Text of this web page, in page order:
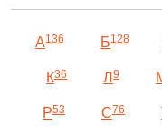
А136 Б128
К36 Л 9
Р53 С76